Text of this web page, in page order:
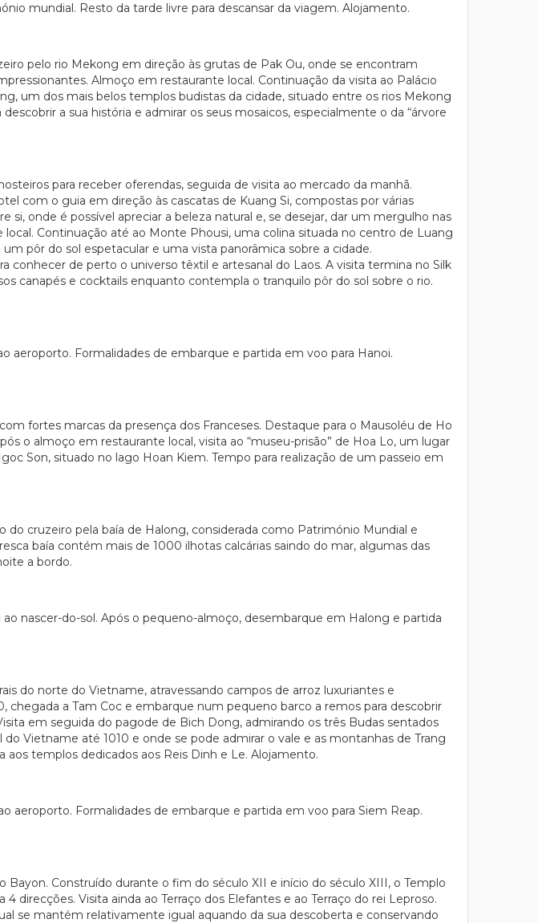
mundial. Resto da tarde livre para descansar da viagem. Alojamento.
pelo rio Mekong em direção às grutas de Pak Ou, onde se encontram
Almoço em restaurante local. Continuação da visita ao Palácio
um dos mais belos templos budistas da cidade, situado entre os rios Mekong
a sua história e admirar os seus mosaicos, especialmente o da “árvore
para receber oferendas, seguida de visita ao mercado da manhã.
com o guia em direção às cascatas de Kuang Si, compostas por várias
onde é possível apreciar a beleza natural e, se desejar, dar um mergulho nas
Continuação até ao Monte Phousi, uma colina situada no centro de Luang
pôr do sol espetacular e uma vista panorâmica sobre a cidade.
conhecer de perto o universo têxtil e artesanal do Laos. A visita termina no Silk
canapés e cocktails enquanto contempla o tranquilo pôr do sol sobre o rio.
Formalidades de embarque e partida em voo para Hanoi.
fortes marcas da presença dos Franceses. Destaque para o Mausoléu de Ho
o almoço em restaurante local, visita ao “museu-prisão” de Hoa Lo, um lugar
Son, situado no lago Hoan Kiem. Tempo para realização de um passeio em
cruzeiro pela baía de Halong, considerada como Património Mundial e
baía contém mais de 1000 ilhotas calcárias saindo do mar, algumas das
a bordo.
nascer-do-sol. Após o pequeno-almoço, desembarque em Halong e partida
do norte do Vietname, atravessando campos de arroz luxuriantes e
a Tam Coc e embarque num pequeno barco a remos para descobrir
em seguida do pagode de Bich Dong, admirando os três Budas sentados
Vietname até 1010 e onde se pode admirar o vale e as montanhas de Trang
aos templos dedicados aos Reis Dinh e Le. Alojamento.
aeroporto. Formalidades de embarque e partida em voo para Siem Reap.
Construído durante o fim do século XII e início do século XIII, o Templo
direcções. Visita ainda ao Terraço dos Elefantes e ao Terraço do rei Leproso.
se mantém relativamente igual aquando da sua descoberta e conservando